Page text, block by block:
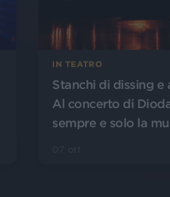
IN TEATRO
Stanchi di dissing e
Al concerto di
sempre e solo la